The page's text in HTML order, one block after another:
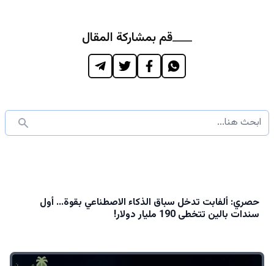
قم بمشاركة المقال
حصري: ألفابت تدخل سباق الذكاء الاصطناعي بقوة… أول
سندات بالين تتخطى 190 مليار دولار!